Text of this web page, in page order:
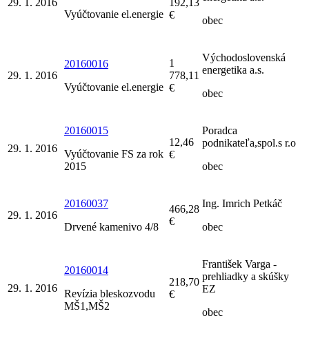
Vyúčtovanie el.energie €
obec
29. 1. 2016
20160016
Vyúčtovanie el.energie
1
778,11
€
Východoslovenská
energetika a.s.
obec
29. 1. 2016
20160015
Vyúčtovanie FS za rok
2015
12,46
€
Poradca
podnikateľa,spol.s r.o
obec
29. 1. 2016
20160037
Drvené kamenivo 4/8
466,28
€
Ing. Imrich Petkáč
obec
29. 1. 2016
20160014
Revízia bleskozvodu
MŠ1,MŠ2
218,70
€
František Varga -
prehliadky a skúšky
EZ
obec